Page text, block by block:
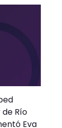
Río
Eva